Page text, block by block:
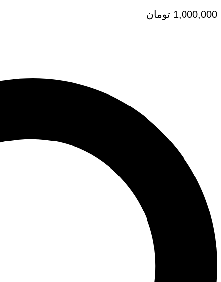
1,000,000 تومان